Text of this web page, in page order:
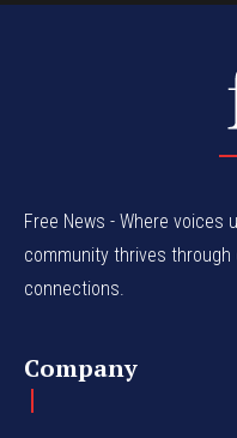
Free News - Where voices
community thrives through
connections.
Company